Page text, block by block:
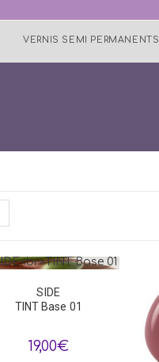
VERNIS SEMI PERMANENTS
SIDE
TINT Base 01
19,00€